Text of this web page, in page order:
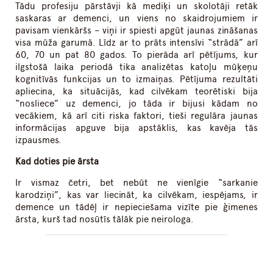
Tādu profesiju pārstāvji kā mediķi un skolotāji retāk
saskaras ar demenci, un viens no skaidrojumiem ir
pavisam vienkāršs – viņi ir spiesti apgūt jaunas zināšanas
visa mūža garumā. Līdz ar to prāts intensīvi “strādā” arī
60, 70 un pat 80 gados. To pierāda arī pētījums, kur
ilgstošā laika periodā tika analizētas katoļu mūķeņu
kognitīvās funkcijas un to izmaiņas. Pētījuma rezultāti
apliecina, ka situācijās, kad cilvēkam teorētiski bija
“nosliece” uz demenci, jo tāda ir bijusi kādam no
vecākiem, kā arī citi riska faktori, tieši regulāra jaunas
informācijas apguve bija apstāklis, kas kavēja tās
izpausmes.
Kad doties pie ārsta
Ir vismaz četri, bet nebūt ne vienīgie “sarkanie
karodziņi”, kas var liecināt, ka cilvēkam, iespējams, ir
demence un tādēļ ir nepieciešama vizīte pie ģimenes
ārsta, kurš tad nosūtīs tālāk pie neirologa.